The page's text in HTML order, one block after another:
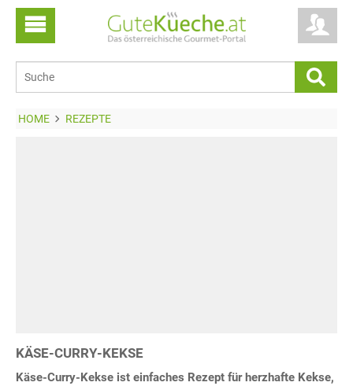
HOME REZEPTE
KÄSE-CURRY-KEKSE
Käse-Curry-Kekse ist einfaches Rezept für herzhafte Kekse,